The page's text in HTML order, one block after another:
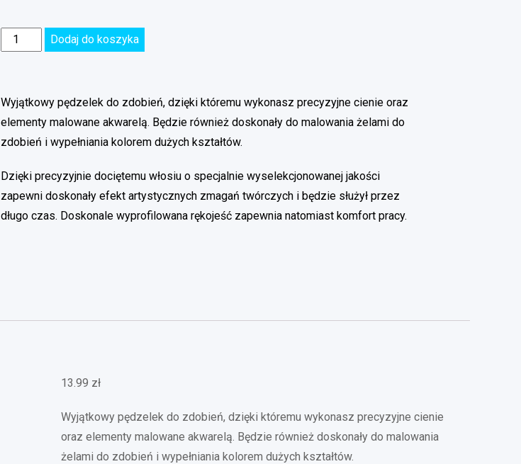
Dodaj do koszyka
Wyjątkowy pędzelek do zdobień, dzięki któremu wykonasz precyzyjne cienie oraz
elementy malowane akwarelą. Będzie również doskonały do malowania żelami do
zdobień i wypełniania kolorem dużych kształtów.
Dzięki precyzyjnie dociętemu włosiu o specjalnie wyselekcjonowanej jakości
zapewni doskonały efekt artystycznych zmagań twórczych i będzie służył przez
długo czas. Doskonale wyprofilowana rękojeść zapewnia natomiast komfort pracy.
13.99 zł
Wyjątkowy pędzelek do zdobień, dzięki któremu wykonasz precyzyjne cienie
oraz elementy malowane akwarelą. Będzie również doskonały do malowania
żelami do zdobień i wypełniania kolorem dużych kształtów.